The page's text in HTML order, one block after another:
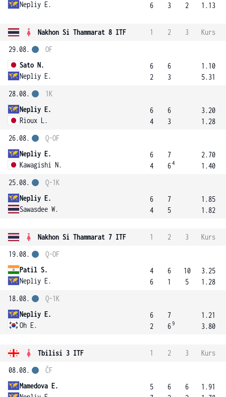
Nepliy E.
6
3
2
1.13
Nakhon Si Thammarat 8 ITF 1 2 3
Kurs
29.08.
Sato N.
Nepliy E.
OF
6
2
6
3
1.10
5.31
28.08.
Nepliy E.
Rioux L.
1K
6
4
6
3
3.20
1.28
26.08.
Nepliy E.
Kawagishi N.
Q-OF
6
4
7
64
2.70
1.40
25.08.
Nepliy E.
Sawasdee W.
Q-1K
6
4
7
5
1.85
1.82
Nakhon Si Thammarat 7 ITF 1 2 3
Kurs
19.08.
Patil S.
Nepliy E.
Q-OF
4
6
6
1
10
5
3.25
1.28
18.08.
Nepliy E.
Oh E.
Q-1K
6
2
7
69
1.21
3.80
Tbilisi 3 ITF 1 2 3
Kurs
08.08.
Mamedova E.
ČF
5
6
6
1.91